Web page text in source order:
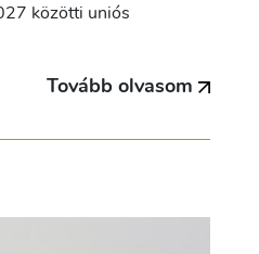
közötti uniós
Tovább olvasom